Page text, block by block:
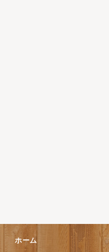
ホーム